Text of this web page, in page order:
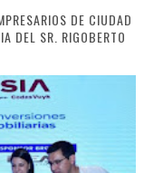
DE CIUDAD
DEL SR. RIGOBERTO